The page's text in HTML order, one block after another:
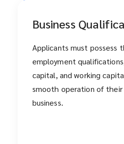
Business
Applicants must possess
employment
capital, and working
smooth operation of their
business.